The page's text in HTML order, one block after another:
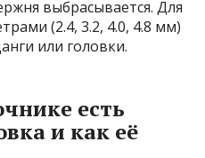
выбрасывается. Для
(2.4, 3.2, 4.0, 4.8 мм)
или головки.
есть
и как её